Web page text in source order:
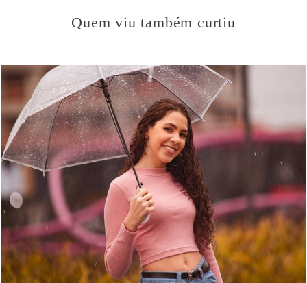
Quem viu também curtiu
845 2